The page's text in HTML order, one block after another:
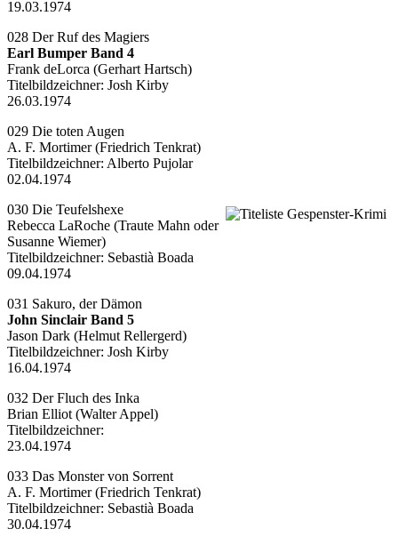
19.03.1974
028 Der Ruf des Magiers
Earl Bumper Band 4
Frank deLorca (Gerhart Hartsch)
Titelbildzeichner: Josh Kirby
26.03.1974
029 Die toten Augen
A. F. Mortimer (Friedrich Tenkrat)
Titelbildzeichner: Alberto Pujolar
02.04.1974
030 Die Teufelshexe
Rebecca LaRoche (Traute Mahn oder
Susanne Wiemer)
Titelbildzeichner: Sebastià Boada
09.04.1974
031 Sakuro, der Dämon
John Sinclair Band 5
Jason Dark (Helmut Rellergerd)
Titelbildzeichner: Josh Kirby
16.04.1974
032 Der Fluch des Inka
Brian Elliot (Walter Appel)
Titelbildzeichner:
23.04.1974
033 Das Monster von Sorrent
A. F. Mortimer (Friedrich Tenkrat)
Titelbildzeichner: Sebastià Boada
30.04.1974